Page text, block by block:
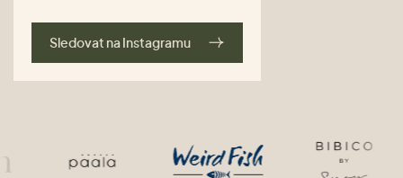
Sledovat na Instagramu